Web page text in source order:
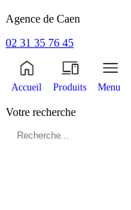
Agence de Caen
02 31 35 76 45
Accueil Produits Menu
Votre recherche